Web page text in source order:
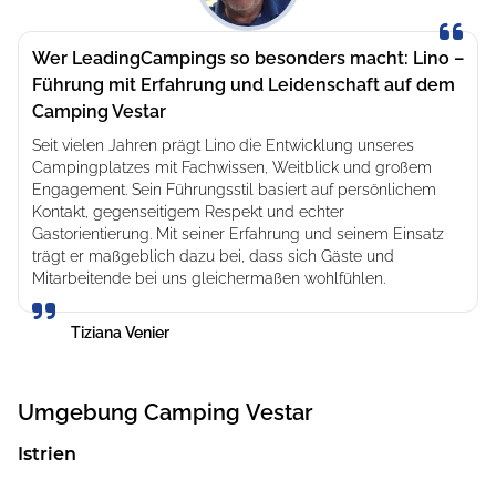
Größe von bis zu 140 Quadratmetern. Alternativ können
Sie komfortable, modern ausgestattete Mobilheime mit
Terrassen buchen. Das Design der Mobilheime greift
faszinierende Themen, wie ein Fischerdorf, eine
Wasseroase oder einen mediterranen Wald, auf.
Mit der ganzen Familie aktiv sein, sich entspannen
und genießen
Der Campingplatz Vestar verfügt über glitzernde Pools
für Klein und Groß. Die Kinder toben sich begeistert in
dem fantasievoll gestalteten Spraypark aus. Das Team
von Camping Vestar bietet eine bunte Vielfalt an
Erwachsenen- und Kinderanimation, vom Miniclub bis zu
von MaiEats laden Sie zu einer unvergesslichen
kulinarischen Reise ein. Genießen Sie die frische, lokal
Wer LeadingCampings so besonders macht: Lino –
Führung mit Erfahrung und Leidenschaft auf dem
Camping Vestar
Seit vielen Jahren prägt Lino die Entwicklung unseres
Campingplatzes mit Fachwissen, Weitblick und großem
Engagement. Sein Führungsstil basiert auf persönlichem
Kontakt, gegenseitigem Respekt und echter
Gastorientierung. Mit seiner Erfahrung und seinem Einsatz
trägt er maßgeblich dazu bei, dass sich Gäste und
Mitarbeitende bei uns gleichermaßen wohlfühlen.
Tiziana Venier
Umgebung Camping Vestar
Istrien